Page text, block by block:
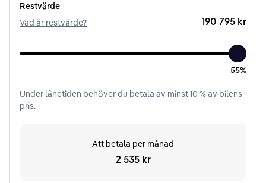
Restvärde
Vad är restvärde?
190 795 kr
55%
Under lånetiden behöver du betala av minst10% av bilens
pris.
Att betala per månad
2 535 kr